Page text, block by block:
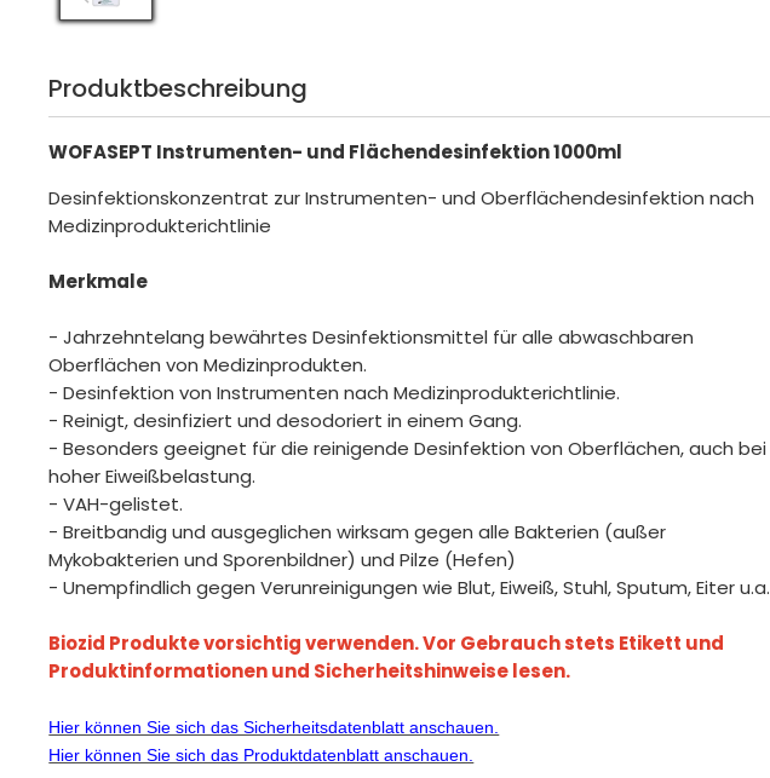
Produktbeschreibung
WOFASEPT Instrumenten- und Flächendesinfektion 1000ml
Desinfektionskonzentrat zur Instrumenten- und Oberflächendesinfektion nach
Medizinprodukterichtlinie
Merkmale
- Jahrzehntelang bewährtes Desinfektionsmittel für alle abwaschbaren
Oberflächen von Medizinprodukten.
- Desinfektion von Instrumenten nach Medizinprodukterichtlinie.
- Reinigt, desinfiziert und desodoriert in einem Gang.
- Besonders geeignet für die reinigende Desinfektion von Oberflächen, auch bei
hoher Eiweißbelastung.
- VAH-gelistet.
- Breitbandig und ausgeglichen wirksam gegen alle Bakterien (außer
Mykobakterien und Sporenbildner) und Pilze (Hefen)
- Unempfindlich gegen Verunreinigungen wie Blut, Eiweiß, Stuhl, Sputum, Eiter u.a.
Biozid Produkte vorsichtig verwenden. Vor Gebrauch stets Etikett und
Produktinformationen und Sicherheitshinweise lesen.
Hier können Sie sich das Sicherheitsdatenblatt anschauen.
Hier können Sie sich das Produktdatenblatt anschauen.